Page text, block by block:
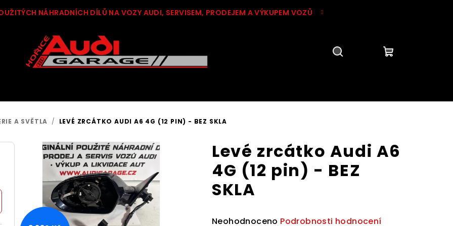
NÁHRADNÍCH DÍLŮ NA VOZY AUDI, SERVISEM, PRODEJEM A VÝKUPEM VOZŮ
A SVĚTLA / LEVÉ ZRCÁTKO AUDI A6 4G (12 PIN) - BEZ SKLA
Levé zrcátko Audi A6
4G (12 pin) - BEZ
SKLA
Průměrné
Neohodnoceno Podrobnosti hodnocení